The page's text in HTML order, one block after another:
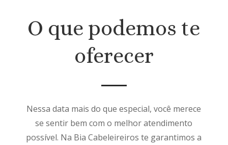
O que podemos te
oferecer
Nessa data mais do que especial, você merece
se sentir bem com o melhor atendimento
possível. Na Bia Cabeleireiros te garantimos a